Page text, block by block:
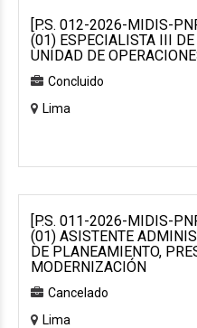
[P.S. 012-2026-MIDIS-
(01) ESPECIALISTA III
UNIDAD DE
Concluido
Lima
[P.S. 011-2026-MIDIS-
(01) ASISTENTE
DE PLANEAMIENTO,
MODERNIZACIÓN
Cancelado
Lima